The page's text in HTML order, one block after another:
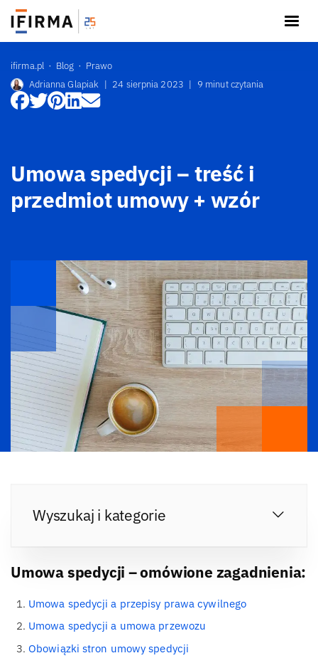
ifirma.pl Blog
Prawo
Adrianna Glapiak | 24 sierpnia 2023 | 9 minut czytania
Umowa spedycji – treść i
przedmiot umowy + wzór
Wyszukaj i kategorie
Umowa spedycji – omówione zagadnienia:
Umowa spedycji a przepisy prawa cywilnego
Umowa spedycji a umowa przewozu
Obowiązki stron umowy spedycji